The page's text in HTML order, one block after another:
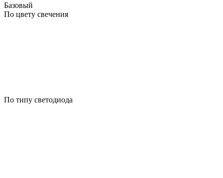
Базовый
По цвету свечения
По типу светодиода